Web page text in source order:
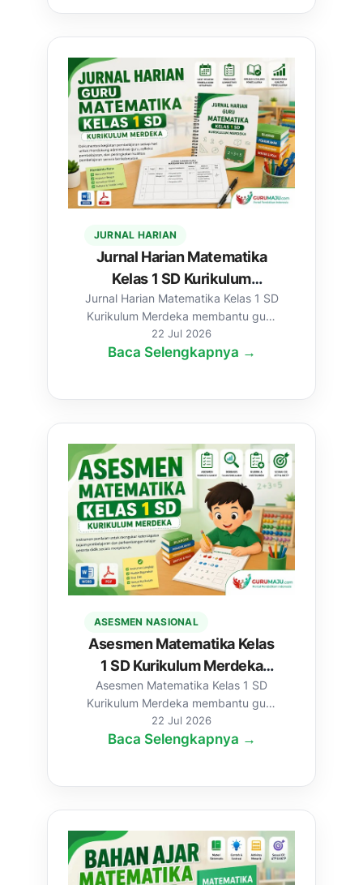
JURNAL HARIAN
Jurnal Harian Matematika
Kelas 1 SD Kurikulum
Merdeka (Word & PDF)
Jurnal Harian Matematika Kelas 1 SD
Kurikulum Merdeka membantu guru
mendokumentasikan kegiatan
pembelajaran, m...
22 Jul 2026
Baca Selengkapnya →
ASESMEN NASIONAL
Asesmen Matematika Kelas
1 SD Kurikulum Merdeka
(Word & PDF)
Asesmen Matematika Kelas 1 SD
Kurikulum Merdeka membantu guru
memperoleh informasi mengenai
perkembangan belaj...
22 Jul 2026
Baca Selengkapnya →